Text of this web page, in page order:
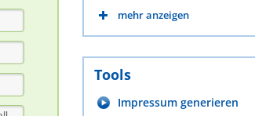
mehr anzeigen
Tools
Impressum generieren